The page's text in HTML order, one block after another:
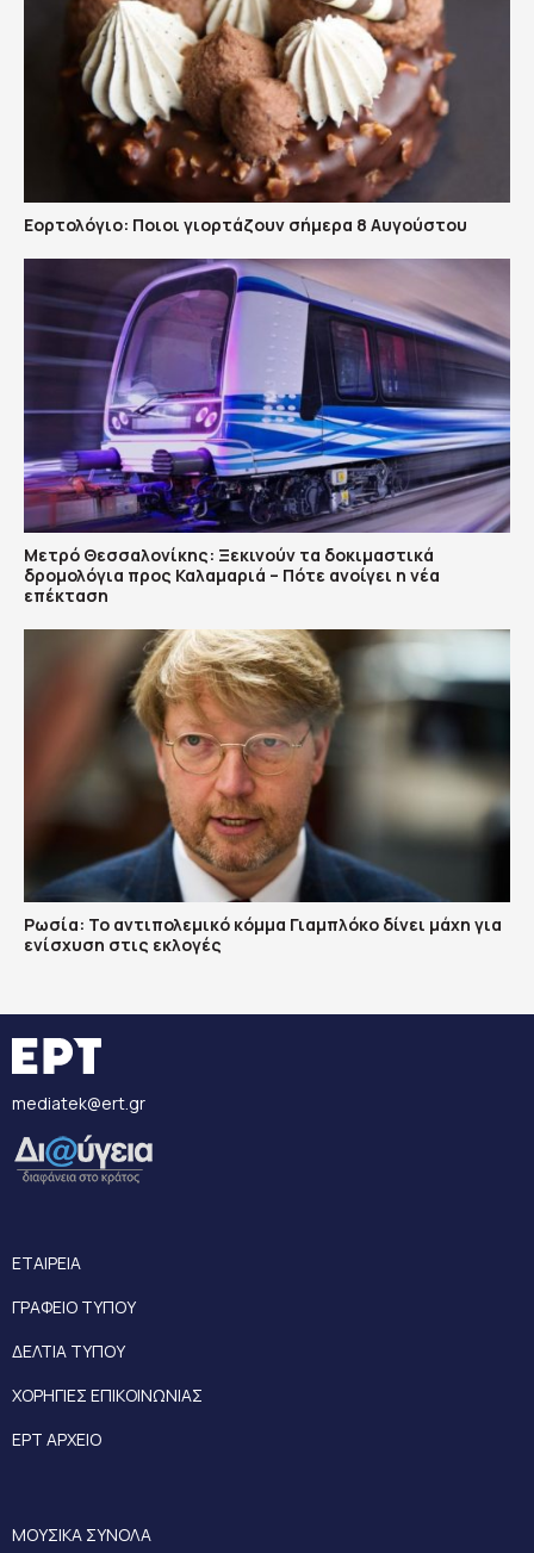
Εορτολόγιο: Ποιοι γιορτάζουν σήμερα 8 Αυγούστου
Μετρό Θεσσαλονίκης: Ξεκινούν τα δοκιμαστικά
δρομολόγια προς Καλαμαριά – Πότε ανοίγει η νέα
επέκταση
Ρωσία: Το αντιπολεμικό κόμμα Γιαμπλόκο δίνει μάχη για
ενίσχυση στις εκλογές
mediatek@ert.gr
ΕΤΑΙΡΕΙΑ
ΓΡΑΦΕΙΟ ΤΥΠΟΥ
ΔΕΛΤΙΑ ΤΥΠΟΥ
ΧΟΡΗΓΙΕΣ ΕΠΙΚΟΙΝΩΝΙΑΣ
ΕΡΤ ΑΡΧΕΙΟ
ΜΟΥΣΙΚΑ ΣΥΝΟΛΑ